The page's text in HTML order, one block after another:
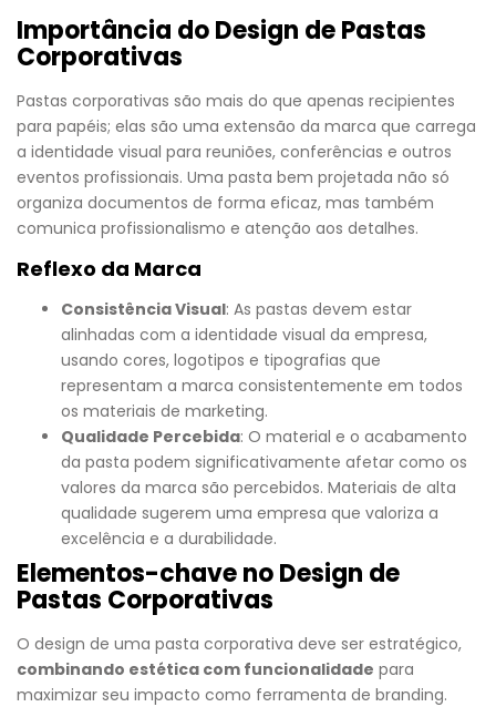
Importância do Design de Pastas
Corporativas
Pastas corporativas são mais do que apenas recipientes
para papéis; elas são uma extensão da marca que carrega
a identidade visual para reuniões, conferências e outros
eventos profissionais. Uma pasta bem projetada não só
organiza documentos de forma eficaz, mas também
comunica profissionalismo e atenção aos detalhes.
Reflexo da Marca
Consistência Visual: As pastas devem estar
alinhadas com a identidade visual da empresa,
usando cores, logotipos e tipografias que
representam a marca consistentemente em todos
os materiais de marketing.
Qualidade Percebida: O material e o acabamento
da pasta podem significativamente afetar como os
valores da marca são percebidos. Materiais de alta
qualidade sugerem uma empresa que valoriza a
excelência e a durabilidade.
Elementos-chave no Design de
Pastas Corporativas
O design de uma pasta corporativa deve ser estratégico,
combinando estética com funcionalidade para
maximizar seu impacto como ferramenta de branding.